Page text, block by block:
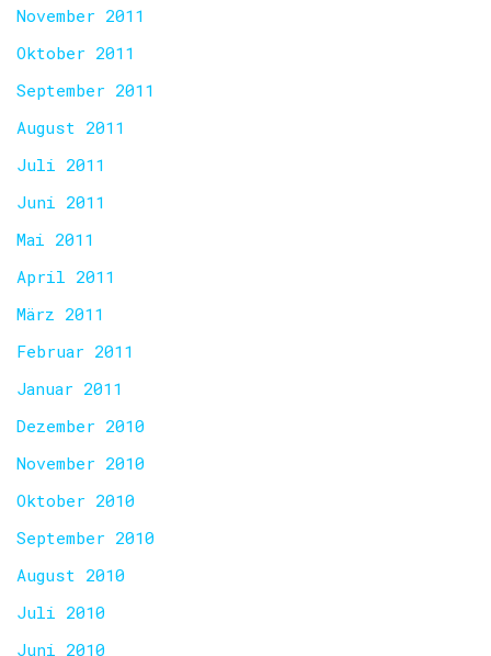
November 2011
Oktober 2011
September 2011
August 2011
Juli 2011
Juni 2011
Mai 2011
April 2011
März 2011
Februar 2011
Januar 2011
Dezember 2010
November 2010
Oktober 2010
September 2010
August 2010
Juli 2010
Juni 2010